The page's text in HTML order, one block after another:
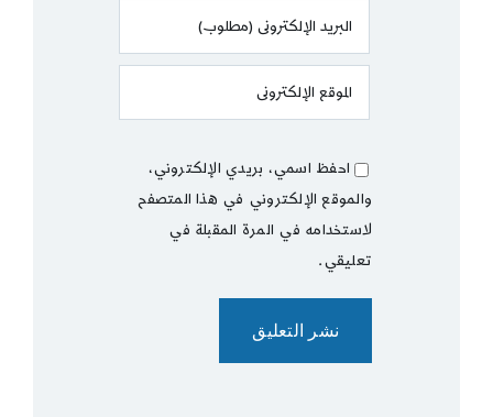
احفظ اسمي، بريدي الإلكتروني،
والموقع الإلكتروني في هذا المتصفح
لاستخدامه في المرة المقبلة في
تعليقي.